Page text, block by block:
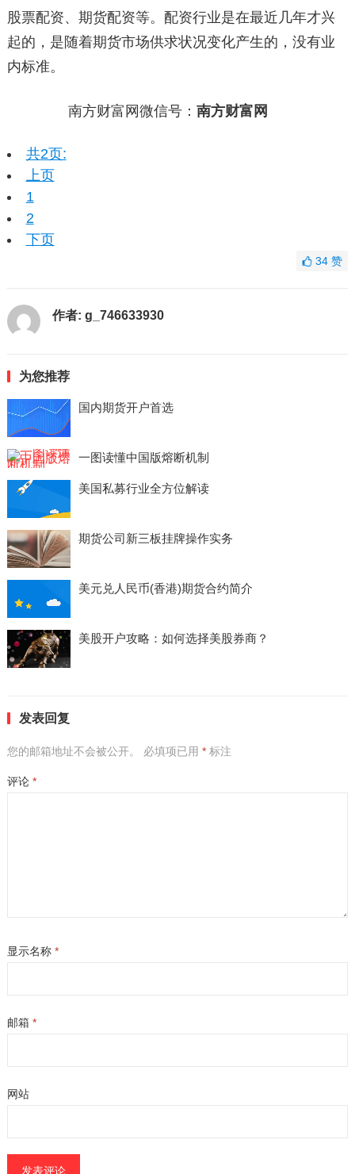
股票配资、期货配资等。配资行业是在最近几年才兴
起的，是随着期货市场供求状况变化产生的，没有业
内标准。
南方财富网微信号： 南方财富网
共2页:
上页
1
2
下页
34赞
作者: g_746633930
为您推荐
国内期货开户首选
一图读懂中国版熔断机制
美国私募行业全方位解读
期货公司新三板挂牌操作实务
美元兑人民币(香港)期货合约简介
美股开户攻略：如何选择美股券商？
发表回复
您的邮箱地址不会被公开。 必填项已用 *标注
评论 *
显示名称 *
邮箱 *
网站